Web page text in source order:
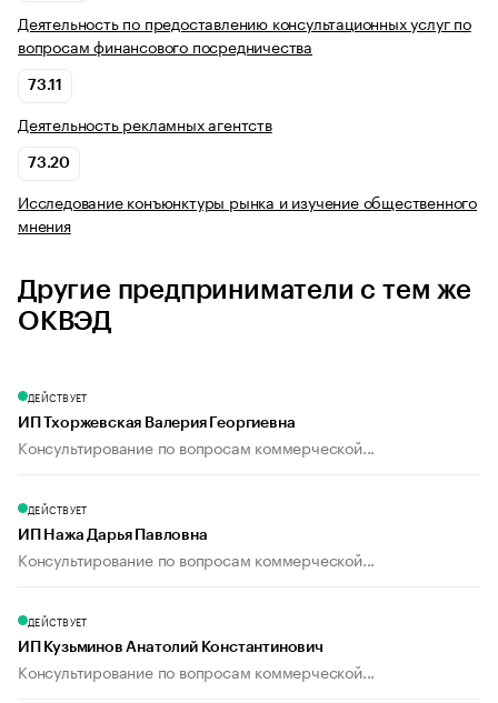
Деятельность по предоставлению консультационных услуг по
вопросам финансового посредничества
73.11
Деятельность рекламных агентств
73.20
Исследование конъюнктуры рынка и изучение общественного
мнения
Другие предприниматели с тем же
ОКВЭД
ДЕЙСТВУЕТ
ИП Тхоржевская Валерия Георгиевна
Консультирование по вопросам коммерческой...
ДЕЙСТВУЕТ
ИП Нажа Дарья Павловна
Консультирование по вопросам коммерческой...
ДЕЙСТВУЕТ
ИП Кузьминов Анатолий Константинович
Консультирование по вопросам коммерческой...